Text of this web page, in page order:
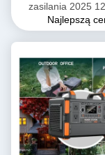
zasilania 2025
domowym
kempingu na
Najlepszą